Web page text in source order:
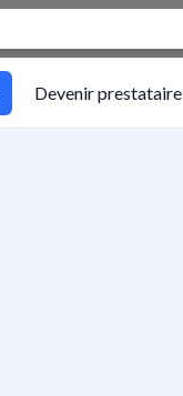
Devenir prestataire